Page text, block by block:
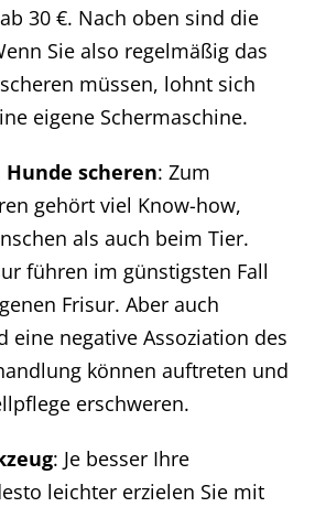
30 €. Nach oben sind die
Sie also regelmäßig das
müssen, lohnt sich
eigene Schermaschine.
scheren: Zum
gehört viel Know-how,
als auch beim Tier.
führen im günstigsten Fall
Frisur. Aber auch
eine negative Assoziation des
können auftreten und
erschweren.
: Je besser Ihre
leichter erzielen Sie mit